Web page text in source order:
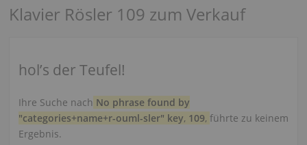
Klavier Rösler 109 zum Verkauf
hol’s der Teufel!
Ihre Suche nach No phrase found by
"categories+name+r-ouml-sler" key, 109, führte zu keinem
Ergebnis.